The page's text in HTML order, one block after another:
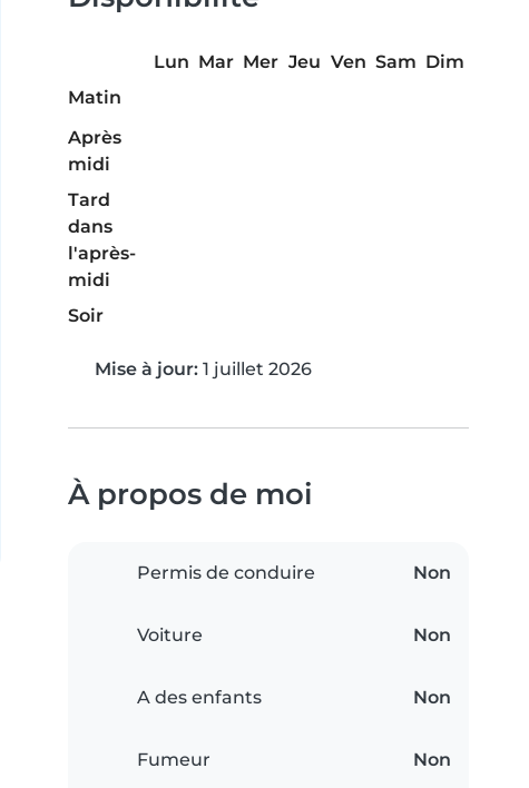
Lun Mar Mer Jeu Ven Sam Dim
Matin
Après
midi
Tard
dans
l'après-
midi
Soir
Mise à jour: 1 juillet 2026
À propos de moi
Permis de conduire Non
Voiture Non
A des enfants Non
Fumeur Non